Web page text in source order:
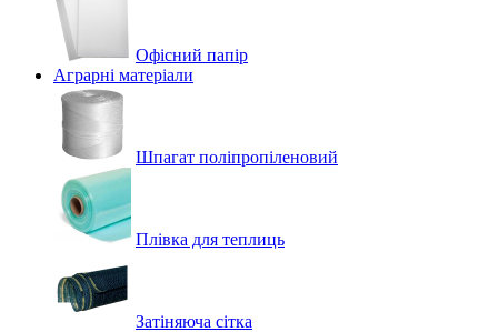
Офісний папір
Аграрні матеріали
Шпагат поліпропіленовий
Плівка для теплиць
Затіняюча сітка